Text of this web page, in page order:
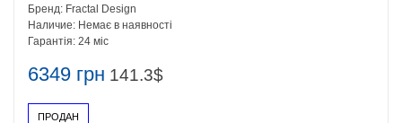
6349 грн 141.3$
ПРОДАН
Бренд: Fractal Design
Наличие: Немає в наявності
Гарантія: 24 міс